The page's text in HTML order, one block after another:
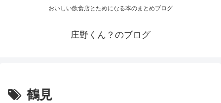
おいしい飲食店とためになる本のまとめブログ
庄野くん？のブログ
鶴見